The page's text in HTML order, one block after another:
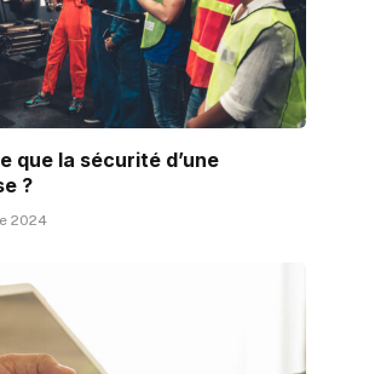
que la sécurité d’une
?
2024